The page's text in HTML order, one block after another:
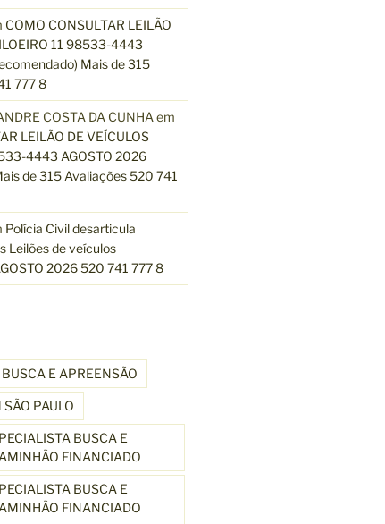
COMO CONSULTAR LEILÃO
11 98533-4443
Mais de 315
777 8
COSTA DA CUNHA em
LEILÃO DE VEÍCULOS
4443 AGOSTO 2026
de 315 Avaliações 520 741
Polícia Civil desarticula
Leilões de veículos
2026 520 741 777 8
E APREENSÃO
PAULO
BUSCA E
FINANCIADO
BUSCA E
FINANCIADO